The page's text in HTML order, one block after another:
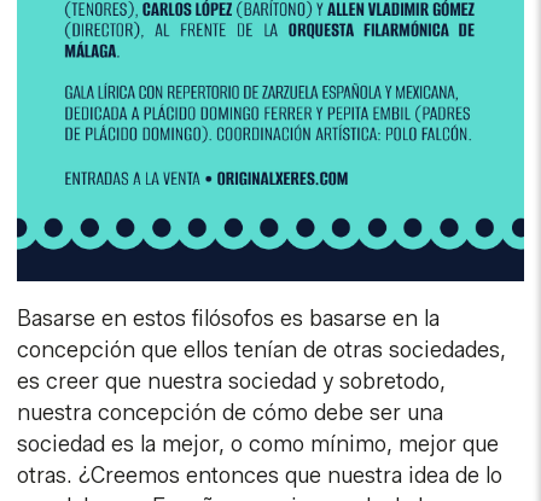
Basarse en estos filósofos es basarse en la
concepción que ellos tenían de otras sociedades,
es creer que nuestra sociedad y sobretodo,
nuestra concepción de cómo debe ser una
sociedad es la mejor, o como mínimo, mejor que
otras. ¿Creemos entonces que nuestra idea de lo